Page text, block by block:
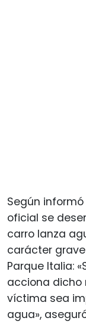
Según
oficial se
carro lanza
carácter
Parque Italia:
acciona dicho
víctima sea
agua»,